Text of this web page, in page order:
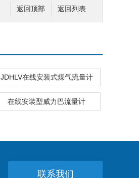
返回列表
返回顶部
JDHLV在线安装式煤气流量计
在线安装型威力巴流量计
联系我们